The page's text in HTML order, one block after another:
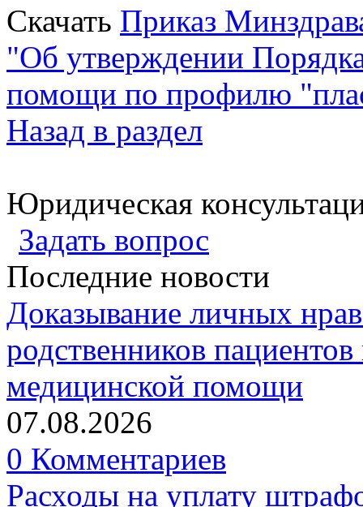
Скачать Приказ
"Об утверждении
помощи по профилю
Назад в раздел
Юридическая
Задать вопрос
Последние новости
Доказывание личных
родственников
медицинской помощи
07.08.2026
0 Комментариев
Расходы на уплату